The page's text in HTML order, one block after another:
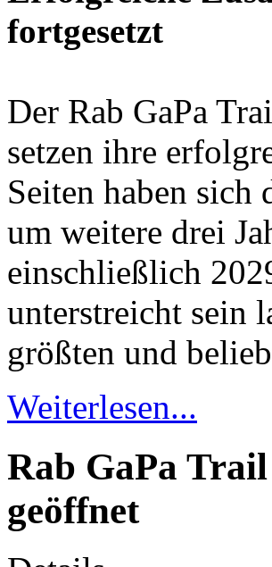
fortgesetzt
Der Rab GaPa
setzen ihre
Seiten haben sich
um weitere drei
einschließlich
unterstreicht sein
größten und
Weiterlesen...
Rab GaPa
geöffnet